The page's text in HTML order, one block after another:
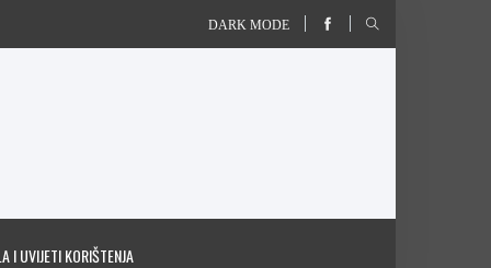
DARK MODE
I UVIJETI KORIŠTENJA